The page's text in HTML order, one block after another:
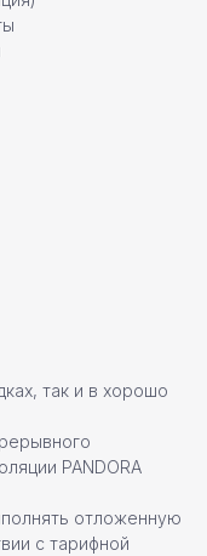
так и в хорошо
PANDORA
отложенную
с тарифной